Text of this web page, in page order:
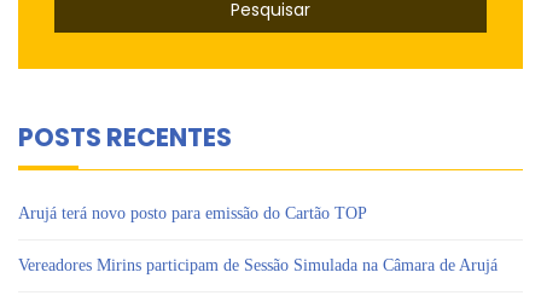
POSTS RECENTES
Arujá terá novo posto para emissão do Cartão TOP
Vereadores Mirins participam de Sessão Simulada na Câmara de Arujá